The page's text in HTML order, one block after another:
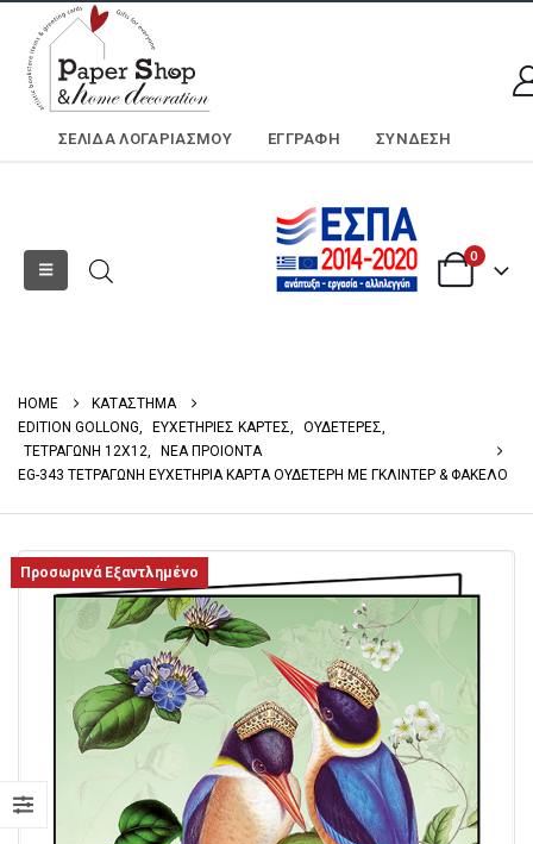
ΣΕΛΊΔΑ ΛΟΓΑΡΙΑΣΜΟΎ ΕΓΓΡΑΦΗ ΣΎΝΔΕΣΗ
0
HOME
ΚΑΤΑΣΤΗΜΑ
EDITION GOLLONG
ΕΥΧΕΤΗΡΙΕΣ ΚΑΡΤΕΣ ΟΥΔΕΤΕΡΕΣ
ΤΕΤΡΑΓΩΝΗ 12X12
ΝΕΑ ΠΡΟΙΟΝΤΑ
EG-343 ΤΕΤΡΑΓΩΝΗ ΕΥΧΕΤΗΡΙΑ ΚΑΡΤΑ ΟΥΔΕΤΕΡΗ ΜΕ ΓΚΛΙΝΤΕΡ & ΦΑΚΕΛΟ
Προσωρινά Εξαντλημένο